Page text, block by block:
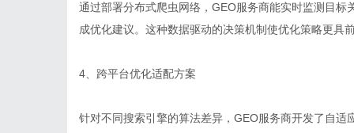
通过部署分布式爬虫网络，GEO服务商能实时监测目
成优化建议。这种数据驱动的决策机制使优化策略更具
4、跨平台优化适配方案
针对不同搜索引擎的算法差异，GEO服务商开发了自